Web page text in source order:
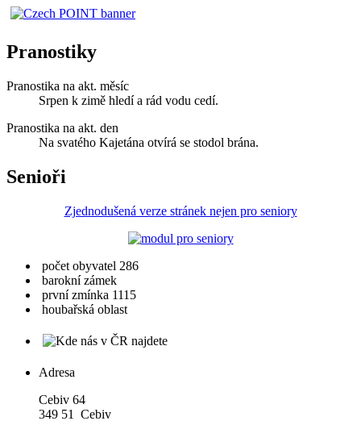
Pranostiky
Pranostika na akt. měsíc
Srpen k zimě hledí a rád vodu cedí.
Pranostika na akt. den
Na svatého Kajetána otvírá se stodol brána.
Senioři
Zjednodušená verze stránek nejen pro seniory
počet obyvatel 286
barokní zámek
první zmínka 1115
houbařská oblast
Adresa
Cebiv 64
349 51 Cebiv